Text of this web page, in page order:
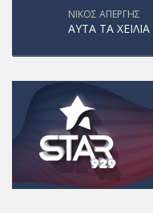
ΝΙΚΟΣ ΑΠΕΡΓΗΣ
ΑΥΤΑ ΤΑ ΧΕΙΛΙΑ